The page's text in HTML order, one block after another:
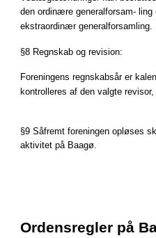
den ordinære generalforsam- ling
ekstraordinær generalforsamling.
§8 Regnskab og revision:
Foreningens regnskabsår er
kontrolleres af den valgte
§9 Såfremt foreningen opløses
aktivitet på Baagø.
Ordensregler på